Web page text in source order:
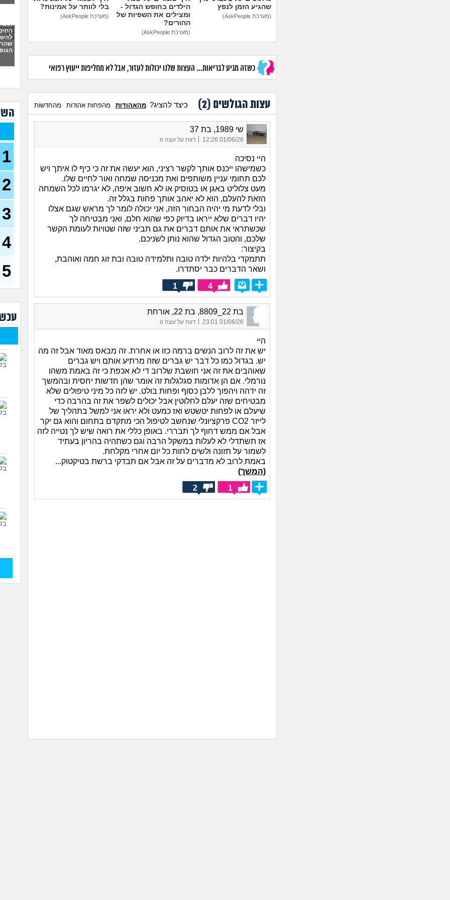
שהגיע הזמן לנפץ
(מערכת AskPeople)
הילדים בחופש הגדול -
ומצילים את השפיות של
ההורים?
(מערכת AskPeople)
בלי לוותר על אמינות?
(מערכת AskPeople)
כשזה מגיע לבריאות... העצות שלנו יכולות לעזור, אבל לא מחליפות ייעוץ רפואי
עצות הגולשים (2
) כיצד להציג? מהאהודות מהפחות אהודות מהחדשות
שי 1989, בת 37
01/06/26 12:26 דווח על עצה זו
היי נסיכה
כשמישהו ייכנס אותך לקשר רציני, הוא יעשה את זה כי כיף לו איתך ויש
לכם תחומי עניין משותפים ואת מכניסה שמחה ואור לחיים שלו.
מעט צלוליט באגן או בטוסיק או לא חשוב איפה, לא יגרמו לכל השמחה
הזאת להעלם, הוא לא יאהב אותך פחות בגלל זה.
ובלי לדעת מי יהיה הבחור הזה, אני יכולה לומר לך מראש שגם אצלו
יהיו דברים שלא ייראו בדיוק כפי שהוא חלם, ואני מבטיחה לך
שכשתראי את אותם דברים את גם תביני שזה שטויות לעומת הקשר
שלכם, והטוב הגדול שהוא נותן לשניכם.
בקיצור:
תתמקדי בלהיות ילדה טובה ותלמידה טובה ובת זוג חמה ואוהבת,
ושאר הדברים כבר יסתדרו.
4
1
בת 22_8809, בת 22, אורחת
01/06/26 23:01
| דווח על עצה זו
היי
יש את זה לרוב הנשים ברמה כזו או אחרת. זה מבאס מאוד אבל זה מה
יש. בגדול כמו כל דבר יש גברים שזה מרתיע אותם ויש גברים
שאוהבים את זה אני חושבת שלרוב די לא אכפת כי זה באמת משהו
נורמלי. אם הן אדומות סגלגלות זה אומר שהן חדשות יחסית ובהמשך
זה ידהה ויהפוך ללבן כסוף ופחות בולט. יש לזה כל מיני טיפולים שלא
מבטיחים שזה יעלם לחלוטין אבל יכולים לשפר את זה בהרבה כדי
שיעלם או לפחות יטשטש ואז כמעט ולא יראו אני למשל בתהליך של
לייזר CO2 פרקציונלי שנחשב לטיפול הכי מתקדם בתחום והוא גם יקר
אבל אם ממש דחוף לך תבררי. באופן כללי את רואה שיש לך נטייה לזה
אז תשתדלי לא לעלות במשקל הרבה וגם כשתהיה בהריון בעתיד
לשמור על תזונה ולשים לחות כל יום אחרי מקלחת.
באמת לרוב לא מדברים על זה אבל אם תבדקי ברשת בטיקטוק...
(המשך)
1
2
26)
על
בת 32)
(THEBESTAMANCANGET, בן 22)
עד
1
2
3
4
5